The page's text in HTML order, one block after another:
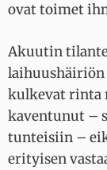
ovat toimet
Akuutin
kulkevat rinta
kaventunut –
tunteisiin –
erityisen